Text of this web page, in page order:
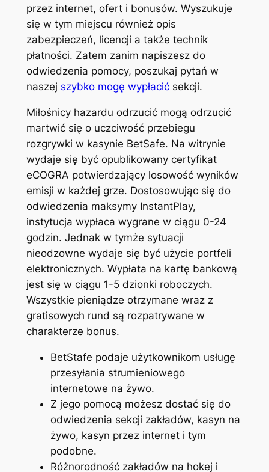
przez internet, ofert i bonusów. Wyszukuje
się w tym miejscu również opis
zabezpieczeń, licencji a także technik
płatności. Zatem zanim napiszesz do
odwiedzenia pomocy, poszukaj pytań w
naszej szybko mogę wypłacićsekcji.
Miłośnicy hazardu odrzucić mogą odrzucić
martwić się o uczciwość przebiegu
rozgrywki w kasynie BetSafe. Na witrynie
wydaje się być opublikowany certyfikat
eCOGRA potwierdzający losowość wyników
emisji w każdej grze. Dostosowując się do
odwiedzenia maksymy InstantPlay,
instytucja wypłaca wygrane w ciągu 0-24
godzin. Jednak w tymże sytuacji
nieodzowne wydaje się być użycie portfeli
elektronicznych. Wypłata na kartę bankową
jest się w ciągu 1-5 dzionki roboczych.
Wszystkie pieniądze otrzymane wraz z
gratisowych rund są rozpatrywane w
charakterze bonus.
BetStafe podaje użytkownikom usługę
przesyłania strumieniowego
internetowe na żywo.
Z jego pomocą możesz dostać się do
odwiedzenia sekcji zakładów, kasyn na
żywo, kasyn przez internet i tym
podobne.
Różnorodność zakładów na hokej i